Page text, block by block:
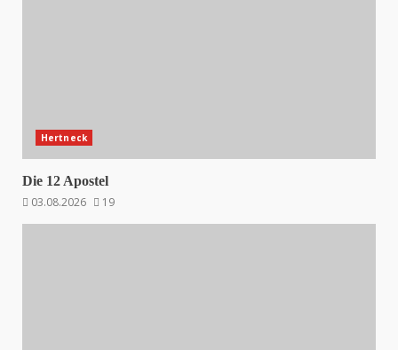
Hertneck
Die 12 Apostel
03.08.2026
19